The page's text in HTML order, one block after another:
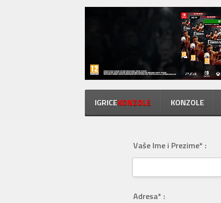
IGRICEKONZOLE KONZOLE
Vaše Ime i Prezime* :
Adresa* :